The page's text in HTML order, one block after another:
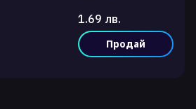
1.69 лв.
Продай